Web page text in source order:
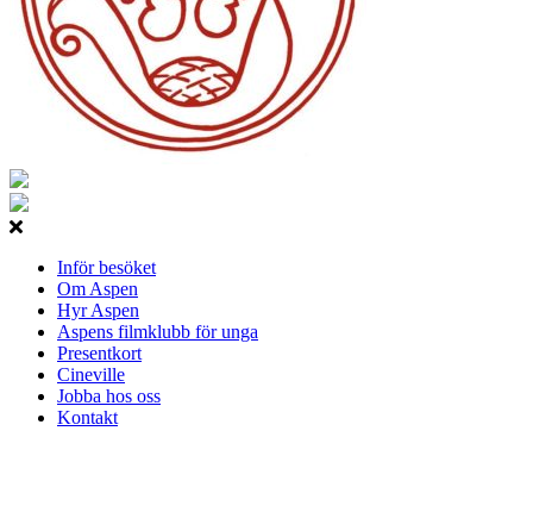
Inför besöket
Om Aspen
Hyr Aspen
Aspens filmklubb för unga
Presentkort
Cineville
Jobba hos oss
Kontakt